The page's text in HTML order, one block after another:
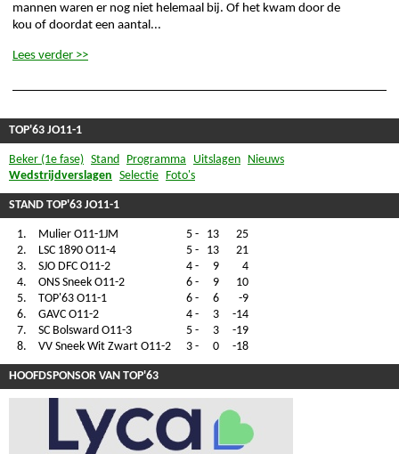
mannen waren er nog niet helemaal bij. Of het kwam door de
kou of doordat een aantal...
Lees verder >>
TOP'63 JO11-1
Beker (1e fase) Stand Programma Uitslagen Nieuws
Wedstrijdverslagen Selectie Foto's
STAND TOP'63 JO11-1
1. Mulier O11-1JM 5 - 13
25
2.
LSC 1890 O11-4 5 - 13
21
3.
SJO DFC O11-2 4 - 9
4
4.
ONS Sneek O11-2 6 - 9
10
5.
TOP'63 O11-1 6 - 6
-9
6.
GAVC O11-2 4 - 3
-14
7.
SC Bolsward O11-3 5 - 3
-19
8.
VV Sneek Wit Zwart O11-2 3 - 0 -18
HOOFDSPONSOR VAN TOP'63